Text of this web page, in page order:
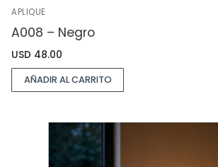
APLIQUE
A008 – Negro
USD 48.00
AÑADIR AL CARRITO